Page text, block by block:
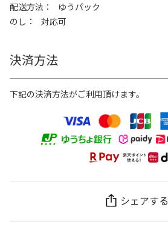
配送方法
ゆうパック
のし
対応可
決済方法
下記の決済方法がご利用頂けます。
シェアする